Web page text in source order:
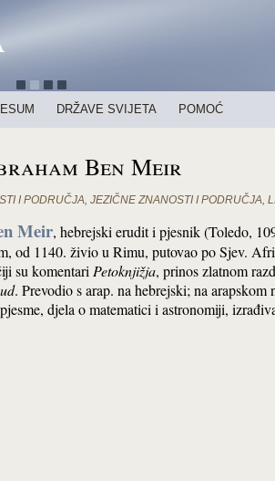
DRŽAVE SVIJETA POMOĆ
Ben Meir
I PODRUČJA, JEZIČNE ZNANOSTI I PODRUČJA,
Meir, hebrejski erudit i pjesnik (Toledo,
od 1140. živio u Rimu, putovao po Sjev.
su komentari Petoknjižja, prinos zlatnom
. Prevodio s arap. na hebrejski; na arapskom
djela o matematici i astronomiji,